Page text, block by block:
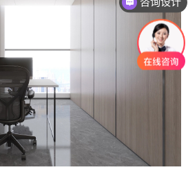
咨询报价